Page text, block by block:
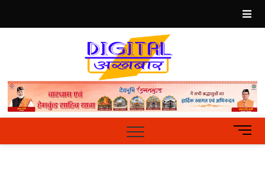
content
Hindi
News
PortalM
e